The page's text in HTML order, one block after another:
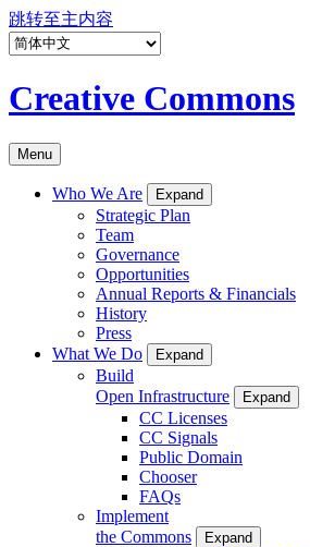
跳转至主内容
Creative Commons
Menu
Who We Are Expand
Strategic Plan
Team
Governance
Opportunities
Annual Reports & Financials
History
Press
What We Do
Expand
Build
Open Infrastructure
Expand
CC Licenses
CC Signals
Public Domain
Chooser
FAQs
Implement
the Commons
Expand